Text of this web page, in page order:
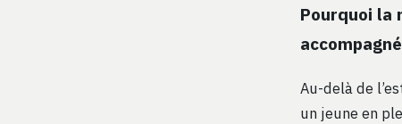
Pourquoi la
accompagné
Au-delà de
un jeune en